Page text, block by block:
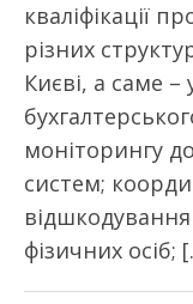
кваліфікації
різних
Києві, а саме –
моніторингу
систем;
фізичних осіб;